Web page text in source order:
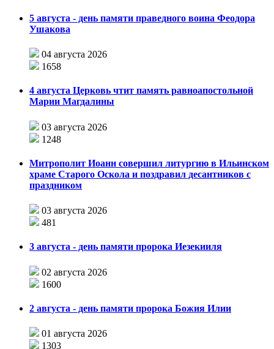
5 августа - день памяти праведного воина Феодора
Ушакова
04 августа 2026
1658
4 августа Церковь чтит память равноапостольной
Марии Магдалины
03 августа 2026
1248
Митрополит Иоанн совершил литургию в Ильинском
храме Старого Оскола и поздравил десантников с
праздником
03 августа 2026
481
3 августа - день памяти пророка Иезекииля
02 августа 2026
1600
2 августа - день памяти пророка Божия Илии
01 августа 2026
1303